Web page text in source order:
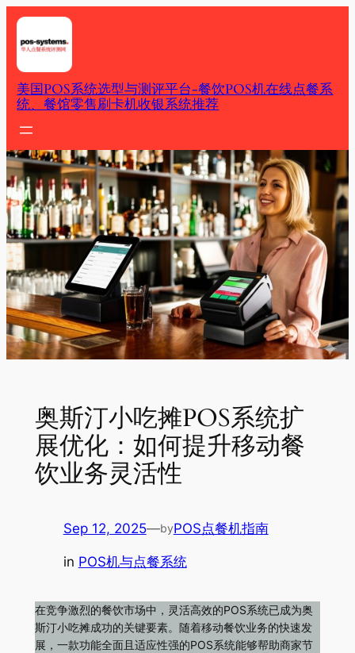
Skip
content
美国POS系统选型与测评平台-餐饮POS机在线点餐系
统、餐馆零售刷卡机收银系统推荐
奥斯汀小吃摊POS系统扩
展优化：如何提升移动餐
饮业务灵活性
Sep 12, 2025—byPOS点餐机指南
in POS机与点餐系统
在竞争激烈的餐饮市场中，灵活高效的POS系统已成为奥
斯汀小吃摊成功的关键要素。随着移动餐饮业务的快速发
展，一款功能全面且适应性强的POS系统能够帮助商家节